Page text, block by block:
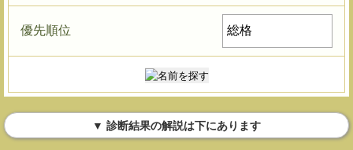
優先順位
▼ 診断結果の解説は下にあります